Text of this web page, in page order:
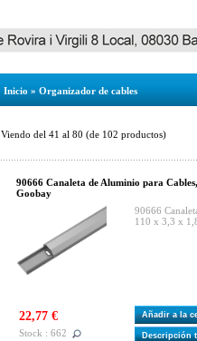
Inicio » Organizador de cables
Viendo del 41 al 80 (de 102 productos)
90666 Canaleta de Aluminio para
Goobay
90666
110 x 3,3 x
22,77 €
Stock : 662
Añadir a la
Descripción